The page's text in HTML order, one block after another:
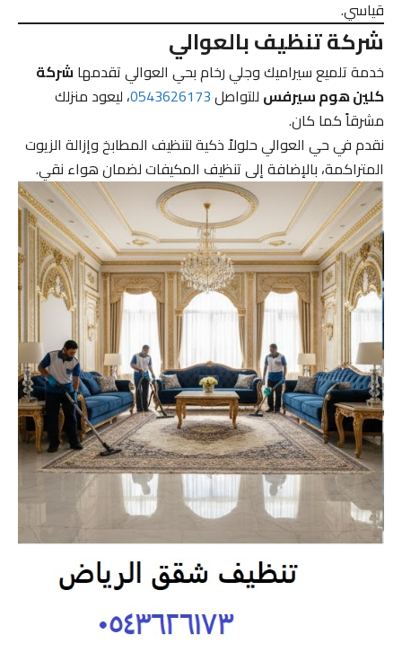
قياسي.
شركة تنظيف بالعوالي
خدمة تلميع سيراميك وجلي رخام بحي العوالي تقدمهاشركة
كلين هوم سيرفسللتواصل0543626173، ليعود منزلك
مشرقاً كما كان.
نقدم في حي العوالي حلولاً ذكية لتنظيف المطابخ وإزالة الزيوت
المتراكمة، بالإضافة إلى تنظيف المكيفات لضمان هواء نقي.